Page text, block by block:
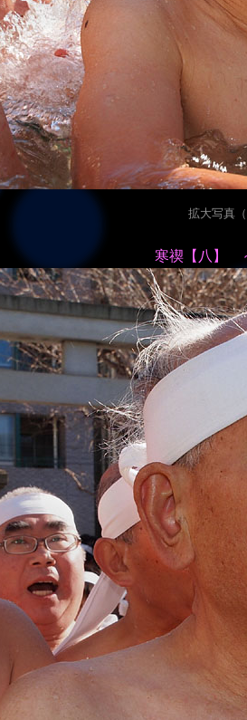
拡大写真
寒禊【八】